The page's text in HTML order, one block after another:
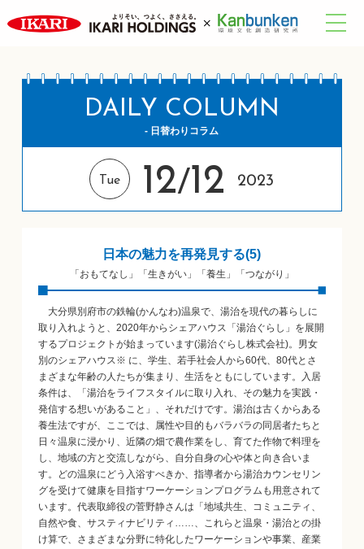
DAILY COLUMN
- 日替わりコラム
Tue 12/12 2023
日本の魅力を再発見する(5)
「おもてなし」「生きがい」「養生」「つながり」
大分県別府市の鉄輪(かんなわ)温泉で、湯治を現代の暮らしに
取り入れようと、2020年からシェアハウス「湯治ぐらし」を展開
するプロジェクトが始まっています(湯治ぐらし株式会社)。男女
別のシェアハウス※ に、学生、若手社会人から60代、80代とさ
まざまな年齢の人たちが集まり、生活をともにしています。入居
条件は、「湯治をライフスタイルに取り入れ、その魅力を実践・
発信する想いがあること」、それだけです。湯治は古くからある
養生法ですが、ここでは、属性や目的もバラバラの同居者たちと
日々温泉に浸かり、近隣の畑で農作業をし、育てた作物で料理を
し、地域の方と交流しながら、自分自身の心や体と向き合いま
す。どの温泉にどう入浴すべきか、指導者から湯治カウンセリン
グを受けて健康を目指すワーケーションプログラムも用意されて
います。代表取締役の菅野静さんは「地域共生、コミュニティ、
自然や食、サスティナビリティ……、これらと温泉・湯治との掛
け算で、さまざまな分野に特化したワーケーションや事業、産業